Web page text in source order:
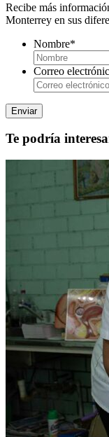
Recibe más
Monterrey en sus
Nombre*
Correo
Te podría